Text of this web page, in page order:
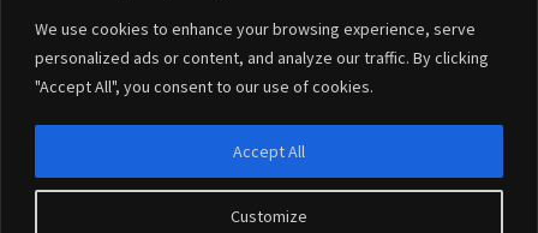
We use cookies to enhance your browsing experience, serve
personalized ads or content, and analyze our traffic. By clicking
"Accept All", you consent to our use of cookies.
Customize
Accept All
LinkedIn
Francesco Franceschi– Tutti i diritti riservati